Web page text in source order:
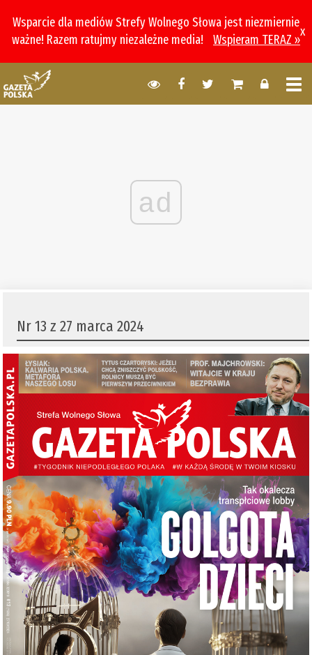
Wsparcie dla mediów Strefy Wolnego Słowa jest niezmiernie
ważne! Razem ratujmy niezależne media!
Wspieram TERAZ »
x
ad
Nr 13 z 27 marca 2024